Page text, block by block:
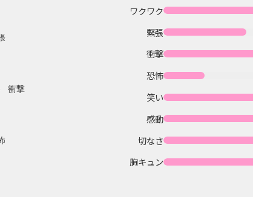
ワクワク
緊張
衝撃
恐怖
笑い
感動
切なさ
胸キュン